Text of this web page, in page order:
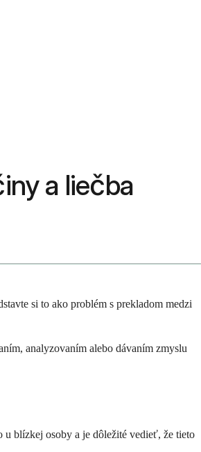
a liečba
si to ako problém s prekladom medzi
analyzovaním alebo dávaním zmyslu
blízkej osoby a je dôležité vedieť, že tieto